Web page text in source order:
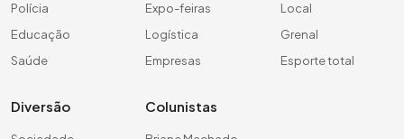
Polícia
Educação
Saúde
Expo-feiras
Logística
Empresas
Local
Grenal
Esporte total
Diversão Colunistas